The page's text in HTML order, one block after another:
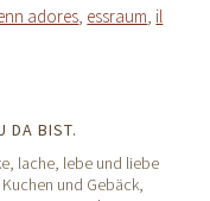
adores essraum il
DA BIST.
lache, lebe und liebe
und Gebäck,